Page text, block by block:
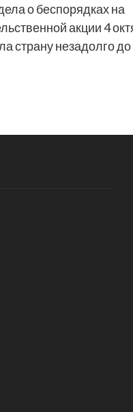
о беспорядках на
акции 4
страну незадолго